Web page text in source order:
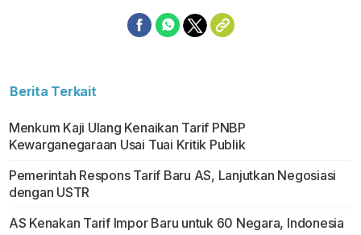
Berita Terkait
Menkum Kaji Ulang Kenaikan Tarif PNBP
Kewarganegaraan Usai Tuai Kritik Publik
Pemerintah Respons Tarif Baru AS, Lanjutkan Negosiasi
dengan USTR
AS Kenakan Tarif Impor Baru untuk 60 Negara, Indonesia